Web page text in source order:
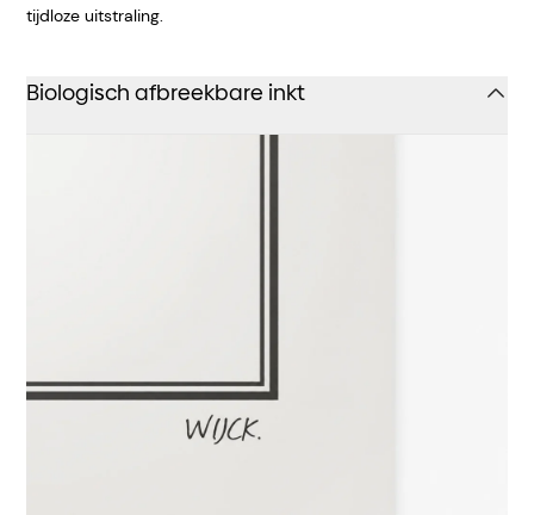
tijdloze uitstraling.
Biologisch afbreekbare inkt